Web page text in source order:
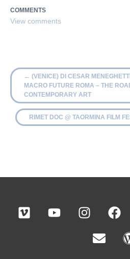
COMMENTS
← (VENICE) DI CESAR
MACRO FUTURE ROMA – THE
CONTEMPORARY ART
RIMET DOC @ TAORMINA FILM